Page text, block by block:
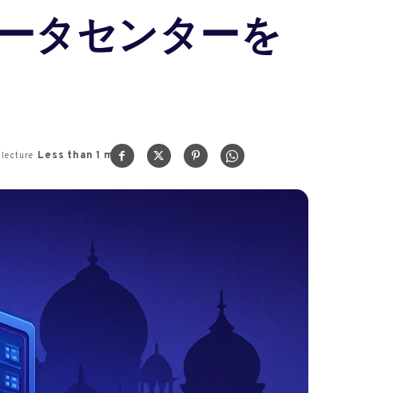
タセンターを
Less than 1 min.